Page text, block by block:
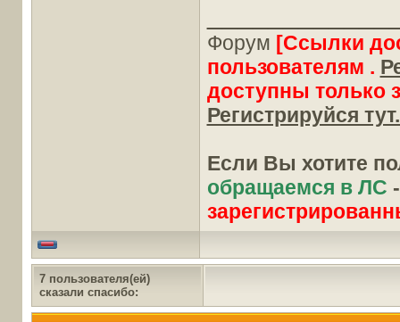
Форум [Ссылки
пользователям .
доступны только
Регистрируйся
Если Вы хотите
обращаемся в ЛС
7 пользователя(ей)
сказали cпасибо: